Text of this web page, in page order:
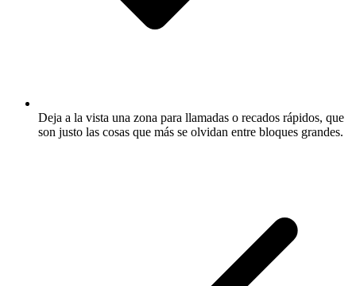
Deja a la vista una zona para llamadas o recados rápidos, que
son justo las cosas que más se olvidan entre bloques grandes.